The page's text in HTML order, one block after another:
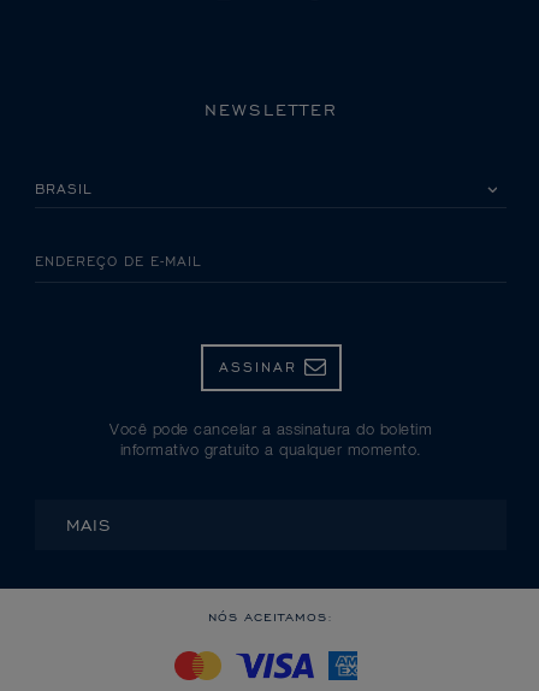
NEWSLETTER
ENDEREÇO DE E-MAIL
ASSINAR
Você pode cancelar a assinatura do boletim
informativo gratuito a qualquer momento.
MAIS
NÓS ACEITAMOS: